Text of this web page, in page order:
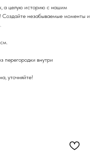
а целую историю с нашим
Создайте незабываемые моменты и
перегородки внутри
уточняйте!